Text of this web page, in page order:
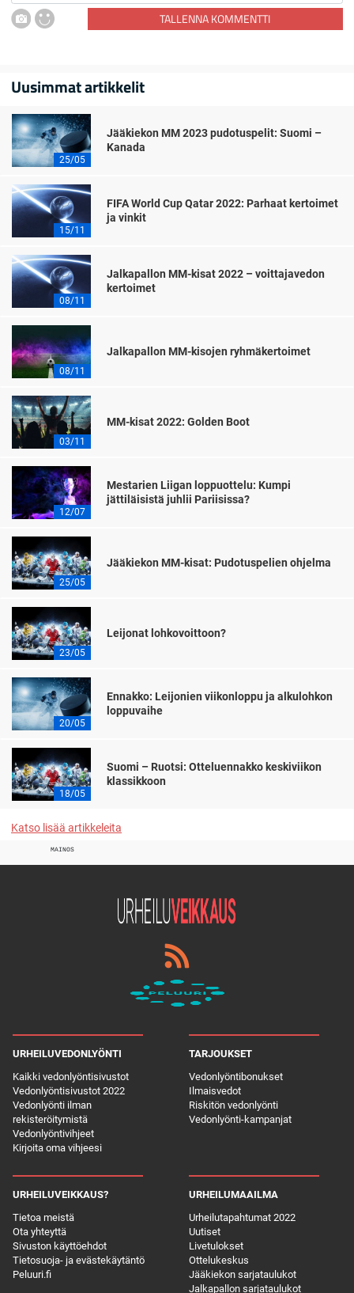
TALLENNA KOMMENTTI
Uusimmat artikkelit
25/05
Jääkiekon MM 2023 pudotuspelit: Suomi –
Kanada
15/11
FIFA World Cup Qatar 2022: Parhaat kertoimet
ja vinkit
08/11
Jalkapallon MM-kisat 2022 – voittajavedon
kertoimet
08/11
Jalkapallon MM-kisojen ryhmäkertoimet
03/11
MM-kisat 2022: Golden Boot
12/07
Mestarien Liigan loppuottelu: Kumpi
jättiläisistä juhlii Pariisissa?
25/05
Jääkiekon MM-kisat: Pudotuspelien ohjelma
23/05
Leijonat lohkovoittoon?
20/05
Ennakko: Leijonien viikonloppu ja alkulohkon
loppuvaihe
18/05
Suomi – Ruotsi: Otteluennakko keskiviikon
klassikkoon
Katso lisää artikkeleita
MAINOS
URHEILUVEDONLYÖNTI
Kaikki vedonlyöntisivustot
Vedonlyöntisivustot 2022
Vedonlyönti ilman
rekisteröitymistä
Vedonlyöntivihjeet
Kirjoita oma vihjeesi
TARJOUKSET
Vedonlyöntibonukset
Ilmaisvedot
Riskitön vedonlyönti
Vedonlyönti-kampanjat
URHEILUVEIKKAUS?
Tietoa meistä
Ota yhteyttä
Sivuston käyttöehdot
Tietosuoja- ja evästekäytäntö
Peluuri.fi
URHEILUMAAILMA
Urheilutapahtumat 2022
Uutiset
Livetulokset
Ottelukeskus
Jääkiekon sarjataulukot
Jalkapallon sarjataulukot